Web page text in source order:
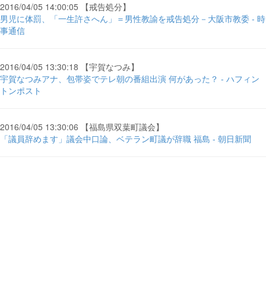
2016/04/05 14:00:05 【戒告処分】
男児に体罰、「一生許さへん」＝男性教諭を戒告処分－大阪市教委 - 時
事通信
2016/04/05 13:30:18 【宇賀なつみ】
宇賀なつみアナ、包帯姿でテレ朝の番組出演 何があった？ - ハフィン
トンポスト
2016/04/05 13:30:06 【福島県双葉町議会】
「議員辞めます」議会中口論、ベテラン町議が辞職 福島 - 朝日新聞